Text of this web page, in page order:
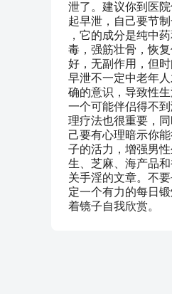
泄了。建议你到医
起早泄，自己要节
，它的成分是纯中
毒，强筋壮骨，恢
好，无副作用，但
早泄不一定中老年
确的意识，导致性
一个可能伴侣得不
理疗法也很重要，
己要有心理暗示你
子的活力，增强男
生、芝麻、海产品
关手淫的文章。不
定一个有力的每日
着镜子自我欣赏。